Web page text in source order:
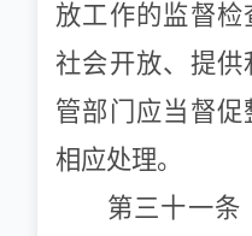
放工作的监督
社会开放、提供
管部门应当督
相应处理。
第三十一